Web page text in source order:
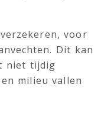
voor
Dit kan
niet tijdig
milieu vallen